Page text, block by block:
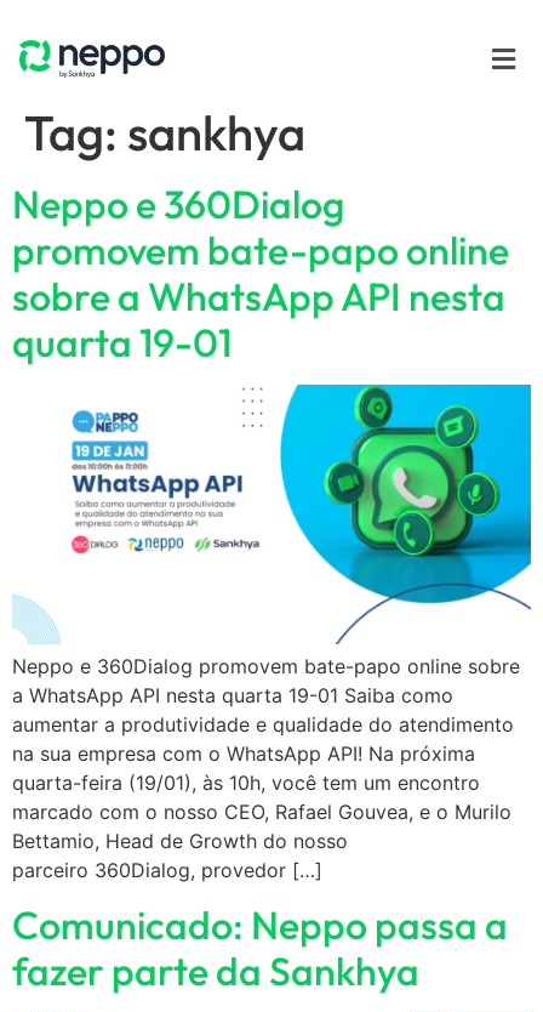
Tag: sankhya
Neppo e 360Dialog
promovem bate-papo online
sobre a WhatsApp API nesta
quarta 19-01
Neppo e 360Dialog promovem bate-papo online sobre
a WhatsApp API nesta quarta 19-01 Saiba como
aumentar a produtividade e qualidade do atendimento
na sua empresa com o WhatsApp API! Na próxima
quarta-feira (19/01), às 10h, você tem um encontro
marcado com o nosso CEO, Rafael Gouvea, e o Murilo
Bettamio, Head de Growth do nosso
parceiro 360Dialog, provedor […]
Comunicado: Neppo passa a
fazer parte da Sankhya